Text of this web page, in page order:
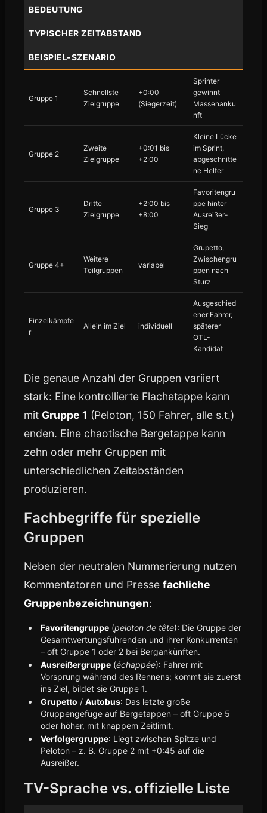
BEDEUTUNG
TYPISCHER ZEITABSTAND
BEISPIEL-SZENARIO
Gruppe 1
Schnellste
Zielgruppe
+0:00
(Siegerzeit)
Sprinter
gewinnt
Massenanku
nft
Gruppe 2
Zweite
Zielgruppe
+0:01 bis
+2:00
Kleine Lücke
im Sprint,
abgeschnitte
ne Helfer
Gruppe 3
Dritte
Zielgruppe
+2:00 bis
+8:00
Favoritengru
ppe hinter
Ausreißer-
Sieg
Gruppe 4+
Weitere
Teilgruppen
variabel
Grupetto,
Zwischengru
ppen nach
Sturz
Einzelkämpfe
r
Allein im Ziel individuell
Ausgeschied
ener Fahrer,
späterer
OTL-
Kandidat
Die genaue Anzahl der Gruppen variiert
stark: Eine kontrollierte Flachetappe kann
mit Gruppe 1 (Peloton, 150 Fahrer, alle s.t.)
enden. Eine chaotische Bergetappe kann
zehn oder mehr Gruppen mit
unterschiedlichen Zeitabständen
produzieren.
Fachbegriffe für spezielle
Gruppen
Neben der neutralen Nummerierung nutzen
Kommentatoren und Presse fachliche
Gruppenbezeichnungen:
Favoritengruppe (peloton de tête): Die Gruppe der
Gesamtwertungsführenden und ihrer Konkurrenten
– oft Gruppe 1 oder 2 bei Bergankünften.
Ausreißergruppe (échappée): Fahrer mit
Vorsprung während des Rennens; kommt sie zuerst
ins Ziel, bildet sie Gruppe 1.
Grupetto / Autobus: Das letzte große
Gruppengefüge auf Bergetappen – oft Gruppe 5
oder höher, mit knappem Zeitlimit.
Verfolgergruppe: Liegt zwischen Spitze und
Peloton – z. B. Gruppe 2 mit +0:45 auf die
Ausreißer.
TV-Sprache vs. offizielle Liste